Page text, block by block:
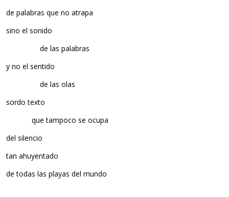
de palabras que no atrapa
sino el sonido
de las palabras
y no el sentido
de las olas
sordo texto
que tampoco se ocupa
del silencio
tan ahuyentado
de todas las playas del mundo